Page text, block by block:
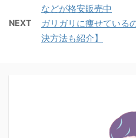
などが格安販売中
NEXT
ガリガリに痩せている
決方法も紹介】